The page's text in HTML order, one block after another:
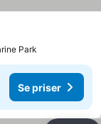
Park
Se priser